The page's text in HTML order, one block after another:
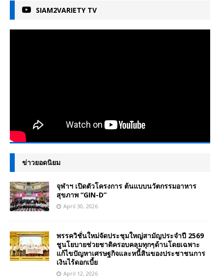
SIAM2VARIETY TV
ข่าวยอดนิยม
จุฬาฯ เปิดตัวโครงการ ต้นแบบนวัตกรรมอาหาร
สุขภาพ “GIN-D”
April 30, 2026
พรรควิชั่นใหม่จัดประชุมใหญ่สามัญประจำปี 2569
ชูนโยบายช่วยชาติครอบคลุมทุกๆด้านโดยเฉพาะ
แก้ไขปัญหาเศรษฐกิจและหนี้สินของประชาชนการ
เงินไร้ดอกเบี้ย
April 12, 2026